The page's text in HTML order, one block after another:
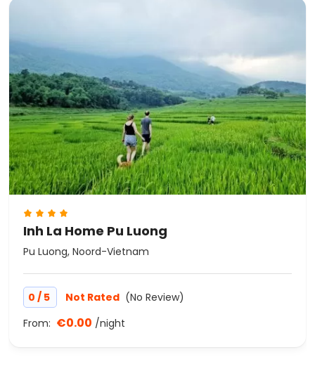
Inh La Home Pu Luong
Pu Luong, Noord-Vietnam
0 / 5 Not Rated (No Review)
From: €0.00 /night